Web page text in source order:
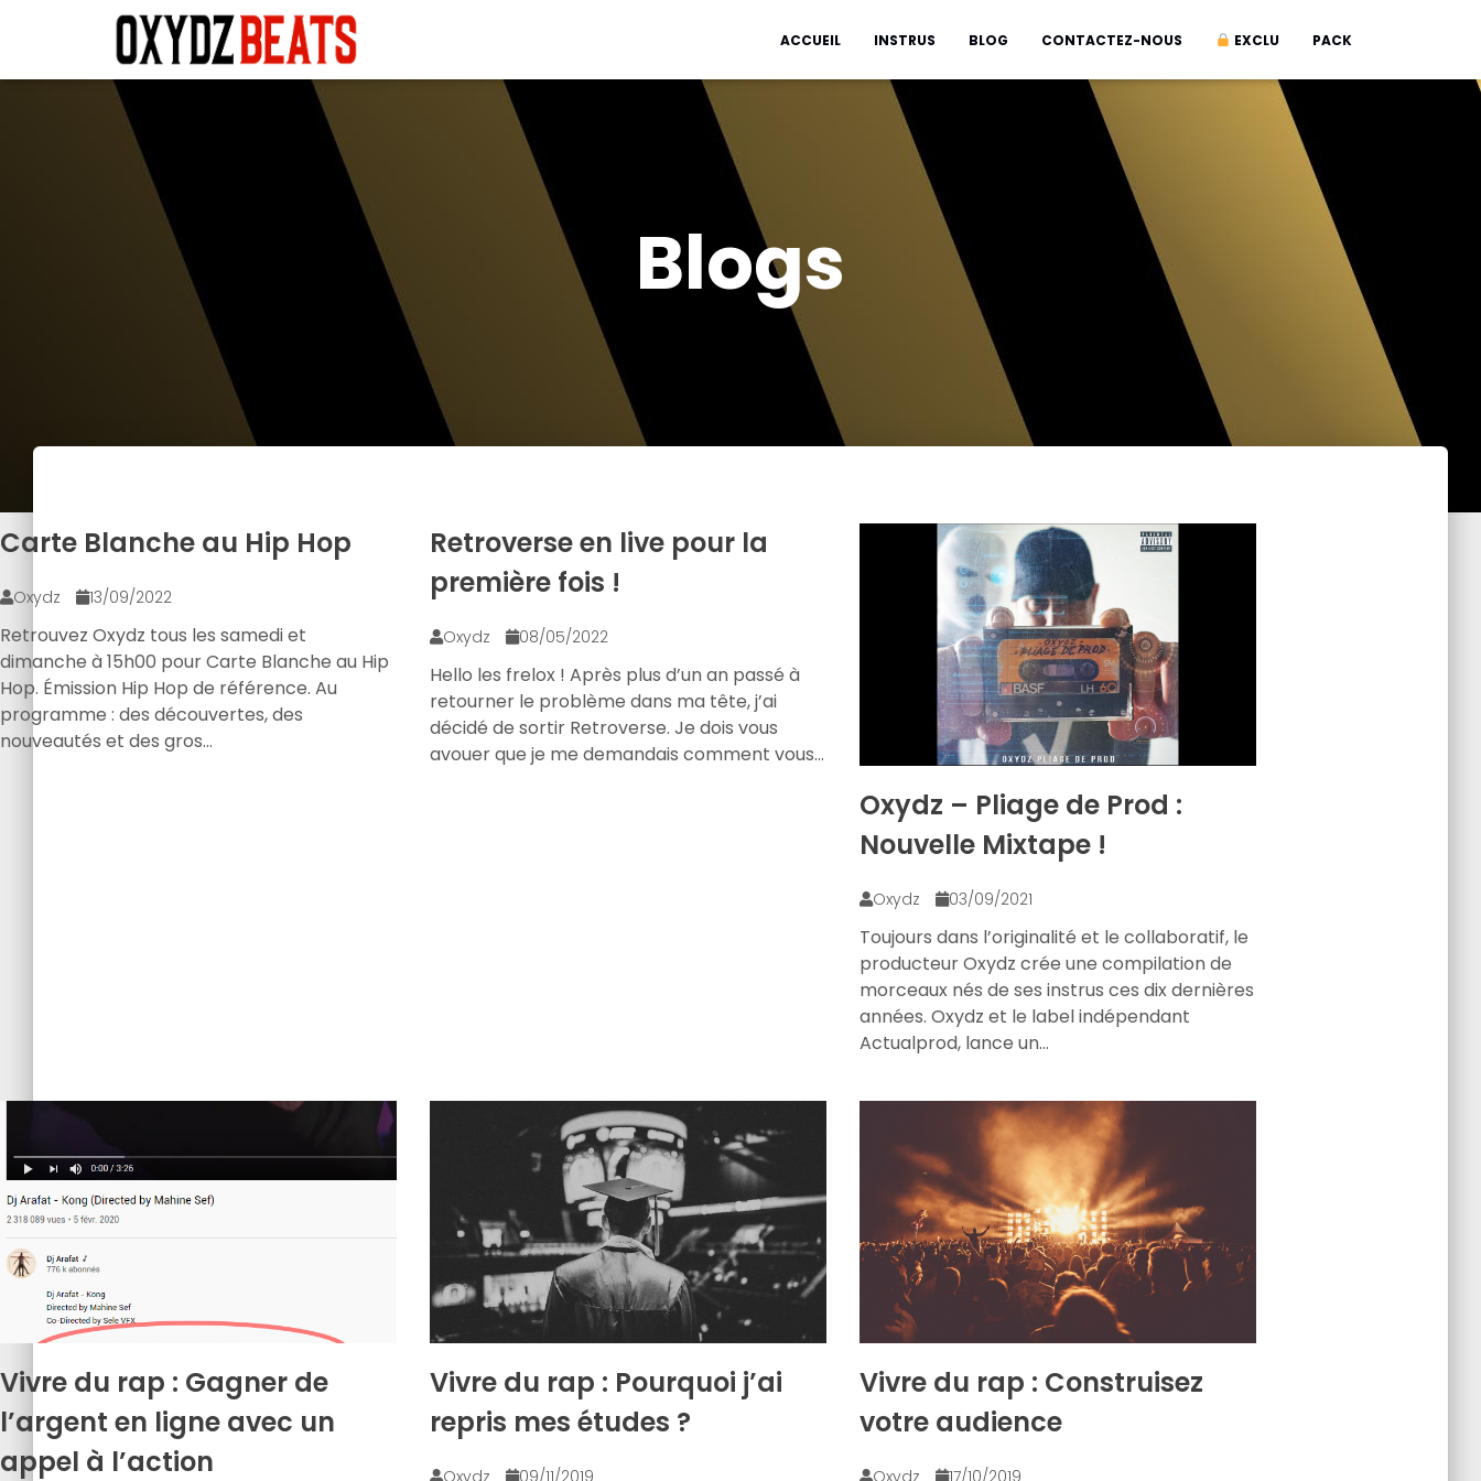
ACCUEIL INSTRUS BLOG CONTACTEZ-NOUS EXCLU PACK
Blogs
Carte Blanche au Hip Hop
Oxydz 13/09/2022
Retrouvez Oxydz tous les samedi et
dimanche à 15h00 pour Carte Blanche au Hip
Hop. Émission Hip Hop de référence. Au
programme : des découvertes, des
nouveautés et des gros…
Retroverse en live pour la
première fois !
Oxydz 08/05/2022
Hello les frelox ! Après plus d’un an passé à
retourner le problème dans ma tête, j’ai
décidé de sortir Retroverse. Je dois vous
avouer que je me demandais comment vous…
Oxydz – Pliage de Prod :
Nouvelle Mixtape !
Oxydz 03/09/2021
Toujours dans l’originalité et le collaboratif, le
producteur Oxydz crée une compilation de
morceaux nés de ses instrus ces dix dernières
années. Oxydz et le label indépendant
Actualprod, lance un…
Vivre du rap : Gagner de
l’argent en ligne avec un
appel à l’action
Vivre du rap : Pourquoi j’ai
repris mes études ?
Oxydz 09/11/2019
Vivre du rap : Construisez
votre audience
Oxydz 17/10/2019